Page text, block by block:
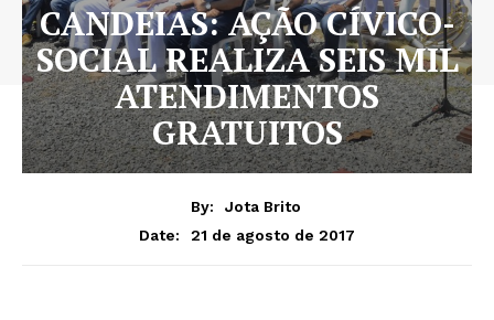
CANDEIAS: AÇÃO CÍVICO-
SOCIAL REALIZA SEIS MIL
ATENDIMENTOS
GRATUITOS
By:
Jota Brito
Date:
21 de agosto de 2017